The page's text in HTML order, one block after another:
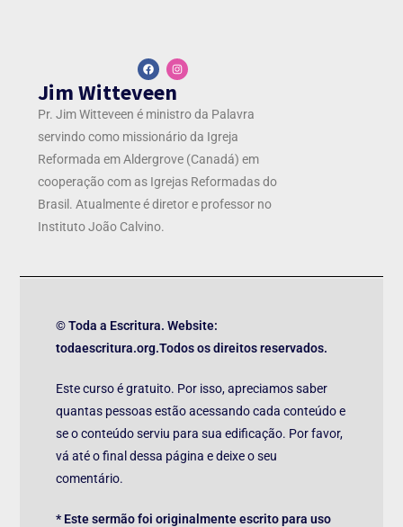
Jim Witteveen
Pr. Jim Witteveen é ministro da Palavra
servindo como missionário da Igreja
Reformada em Aldergrove (Canadá) em
cooperação com as Igrejas Reformadas do
Brasil. Atualmente é diretor e professor no
Instituto João Calvino.
© Toda a Escritura. Website:
todaescritura.org.Todos os direitos reservados.
Este curso é gratuito. Por isso, apreciamos saber
quantas pessoas estão acessando cada conteúdo e
se o conteúdo serviu para sua edificação. Por favor,
vá até o final dessa página e deixe o seu
comentário.
* Este sermão foi originalmente escrito para uso